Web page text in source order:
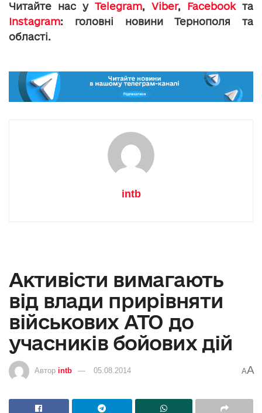
Читайте нас у Telegram, Viber, Facebookта
Instagram: головні новини Тернополя та
області.
intb
Активісти вимагають
від влади прирівняти
військових АТО до
учасників бойових дій
Автор intb 05.08.2014 AA